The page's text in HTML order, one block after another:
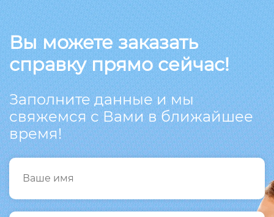
Вы можете заказать
справку прямо сейчас!
Заполните данные и мы
свяжемся с Вами в ближайшее
время!